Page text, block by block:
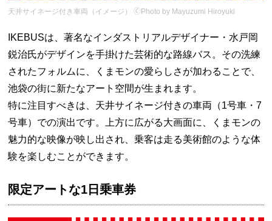
天井サイネージ付き車両（イメージ） 🄫Photo by Mayuzumi Hiroyuki
IKEBUSは、著名なインダストリアルデザイナー・水戸岡
鋭治氏がデザインを手掛けた芸術的な路線バス。その洗練
されたフォルムに、くまモンの愛らしさが加わることで、
池袋の街に新たなアート空間が生まれます。
特に注目すべきは、天井サイネージ付きの車両（1号車・7
号車）での演出です。上方に広がる大画面に、くまモンの
魅力的な映像が映し出され、乗客は走る美術館のような体
験を楽しむことができます。
限定アートな1日乗車券